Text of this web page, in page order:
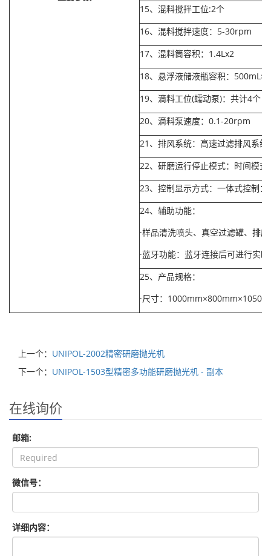
15、混料搅拌工位:2个
16、混料搅拌速度：5-30rpm
17、混料筒容积：1.4Lx2
18、悬浮液储液瓶容积：500mL×2
19、滴料工位(蠕动泵)：共计4个
20、滴料泵速度：0.1-20rpm
21、排风系统：高速过滤排风系统
22、研磨运行停止模式：时间模
23、控制显示方式：一体式控制
24、辅助功能：
·样品清洗喷头、真空过滤罐、排
·蓝牙功能：蓝牙连接后可进行实
25、产品规格：
·尺寸：
上一个： UNIPOL-2002精密研磨抛光机
下一个： UNIPOL-1503型精密多功能研磨抛光机 - 副本
在线询价
邮箱:
微信号：
详细内容：